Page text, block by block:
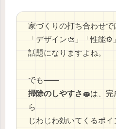
家づくりの打ち合わせで
「デザイン🎨」「性能⚙️
話題になりますよね。
でも——
掃除のしやすさ🧽は、完
ら
じわじわ効いてくるポイ